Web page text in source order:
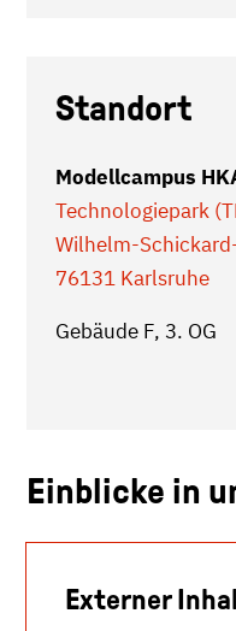
Standort
Modellcampus
Technologiepark
Wilhelm-
76131 Karlsruhe
Gebäude F, 3. OG
Einblicke in
Externer